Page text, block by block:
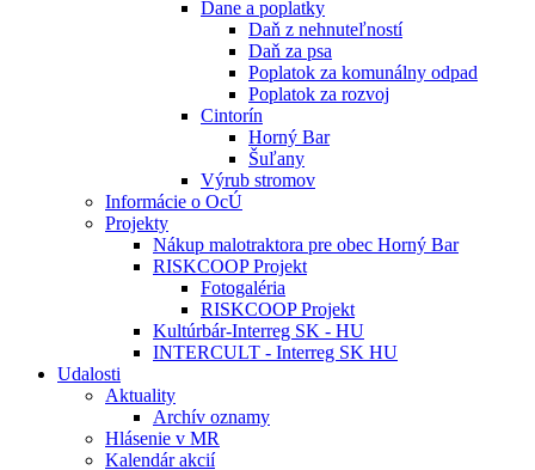
Dane a poplatky
Daň z nehnuteľností
Daň za psa
Poplatok za komunálny odpad
Poplatok za rozvoj
Cintorín
Horný Bar
Šuľany
Výrub stromov
Informácie o OcÚ
Projekty
Nákup malotraktora pre obec Horný Bar
RISKCOOP Projekt
Fotogaléria
RISKCOOP Projekt
Kultúrbár-Interreg SK - HU
INTERCULT - Interreg SK HU
Udalosti
Aktuality
Archív oznamy
Hlásenie v MR
Kalendár akcií